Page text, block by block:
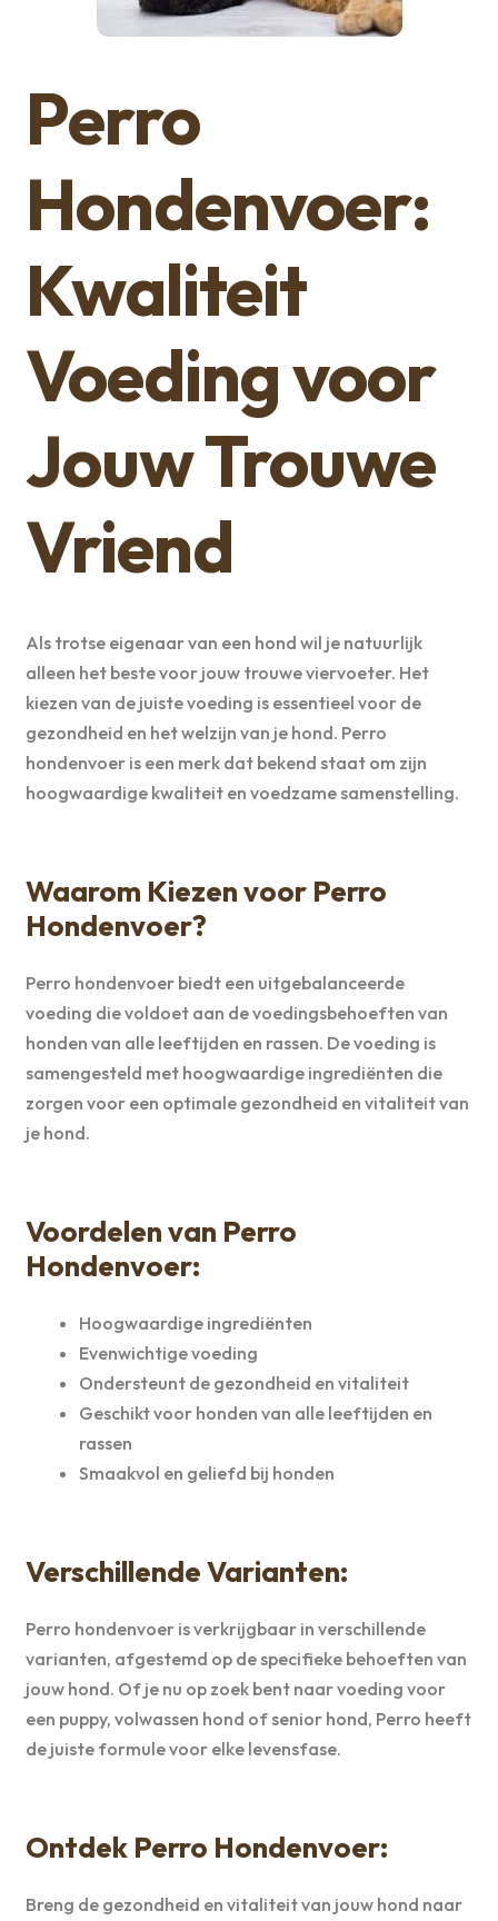
Perro
Hondenvoer:
Kwaliteit
Voeding voor
Jouw Trouwe
Vriend
Als trotse eigenaar van een hond wil je natuurlijk
alleen het beste voor jouw trouwe viervoeter. Het
kiezen van de juiste voeding is essentieel voor de
gezondheid en het welzijn van je hond. Perro
hondenvoer is een merk dat bekend staat om zijn
hoogwaardige kwaliteit en voedzame samenstelling.
Waarom Kiezen voor Perro
Hondenvoer?
Perro hondenvoer biedt een uitgebalanceerde
voeding die voldoet aan de voedingsbehoeften van
honden van alle leeftijden en rassen. De voeding is
samengesteld met hoogwaardige ingrediënten die
zorgen voor een optimale gezondheid en vitaliteit van
je hond.
Voordelen van Perro
Hondenvoer:
Hoogwaardige ingrediënten
Evenwichtige voeding
Ondersteunt de gezondheid en vitaliteit
Geschikt voor honden van alle leeftijden en
rassen
Smaakvol en geliefd bij honden
Verschillende Varianten:
Perro hondenvoer is verkrijgbaar in verschillende
varianten, afgestemd op de specifieke behoeften van
jouw hond. Of je nu op zoek bent naar voeding voor
een puppy, volwassen hond of senior hond, Perro heeft
de juiste formule voor elke levensfase.
Ontdek Perro Hondenvoer:
Breng de gezondheid en vitaliteit van jouw hond naar